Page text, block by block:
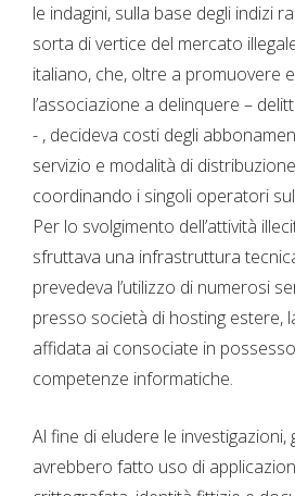
le indagini, sulla base degli indizi
sorta di vertice del mercato
italiano, che, oltre a promuovere
l’associazione a delinquere –
- , decideva costi degli
servizio e modalità di
coordinando i singoli operatori
Per lo svolgimento dell’attività
sfruttava una infrastruttura
prevedeva l’utilizzo di numerosi
presso società di hosting estere,
affidata ai consociate in
competenze informatiche.
Al fine di eludere le investigazioni,
avrebbero fatto uso di